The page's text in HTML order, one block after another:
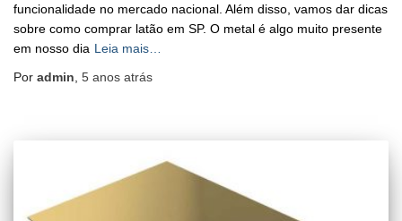
funcionalidade no mercado nacional. Além disso, vamos dar dicas
sobre como comprar latão em SP. O metal é algo muito presente
em nosso dia Leia mais…
Por admin 5 anos atrás